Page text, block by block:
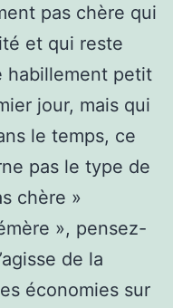
pas chère qui
et qui reste
habillement petit
jour, mais qui
le temps, ce
pas le type de
chère »
», pensez-
de la
économies sur